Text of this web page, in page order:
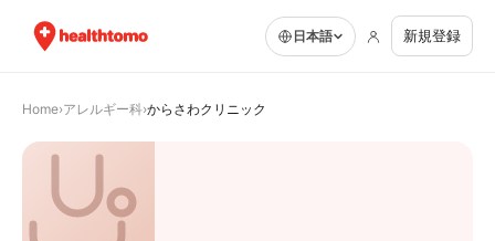
日本語 新規登録
Home›アレルギー科›からさわクリニック